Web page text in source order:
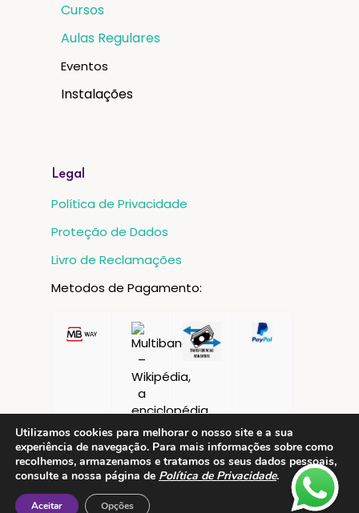
Cursos
Aulas Regulares
Eventos
Instalações
Legal
Política de Privacidade
Proteção de Dados
Livro de Reclamações
Metodos de Pagamento:
Utilizamos cookies para melhorar o nosso site e a sua
experiência de navegação. Para mais informações sobre como
recolhemos, armazenamos e tratamos os seus dados pessoais,
consulte a nossa página de Política de Privacidade.
Aceitar Opções